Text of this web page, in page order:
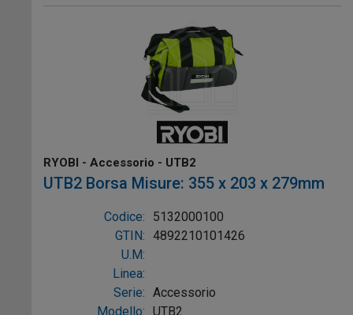
RYOBI - Accessorio - UTB2
UTB2 Borsa Misure: 355 x 203 x 279mm
Codice:
5132000100
GTIN: 4892210101426
U.M:
Linea:
Serie: Accessorio
Modello: UTB2